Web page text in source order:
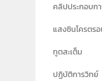
คลิปประกอบก
แสงซินโครตร
ทูตสะเต็ม
ปฏิบัติการวิทย์